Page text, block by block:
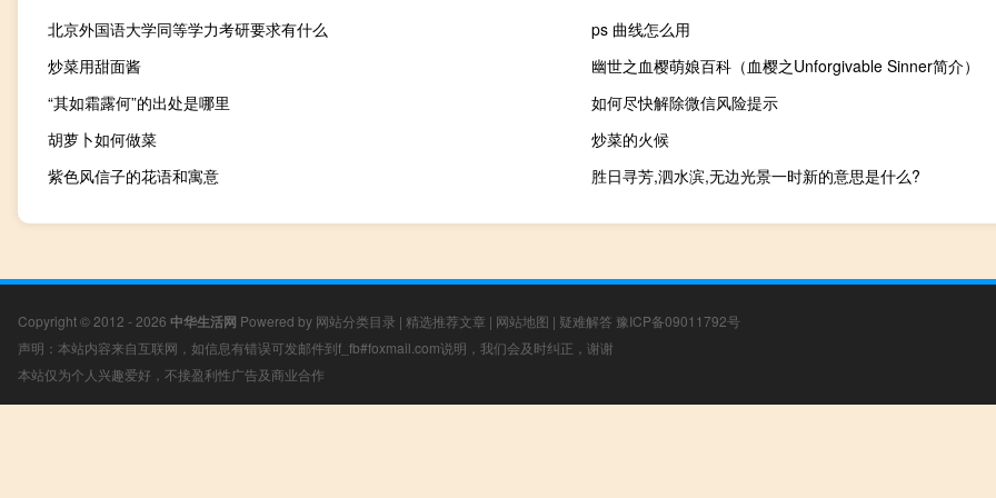
北京外国语大学同等学力考研要求有什么
ps 曲线怎么用
炒菜用甜面酱
幽世之血樱萌娘百科（血樱之Unforgivable Sinner简介）
“其如霜露何”的出处是哪里
如何尽快解除微信风险提示
胡萝卜如何做菜
炒菜的火候
紫色风信子的花语和寓意
胜日寻芳,泗水滨,无边光景一时新的意思是什么?
Copyright © 2012 - 2026 中华生活网 Powered by 网站分类目录 | 精选推荐文章 | 网站地图 | 疑难解答 豫ICP备09011792号
声明：本站内容来自互联网，如信息有错误可发邮件到f_fb#foxmail.com说明，我们会及时纠正，谢谢
本站仅为个人兴趣爱好，不接盈利性广告及商业合作